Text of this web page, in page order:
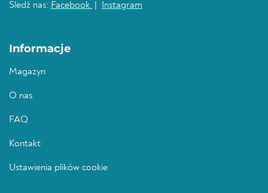
Śledź nas: Facebook Instagram
Informacje
Magazyn
O nas
FAQ
Kontakt
Ustawienia plików cookie